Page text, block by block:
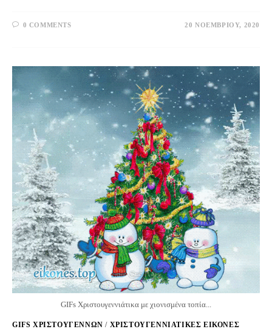
0 COMMENTS 20 ΝΟΕΜΒΡΊΟΥ, 2020
GIFs Χριστουγεννιάτικα με χιονισμένα τοπία...
GIFS ΧΡΙΣΤΟΥΓΈΝΝΩΝ / ΧΡΙΣΤΟΥΓΕΝΝΙΆΤΙΚΕΣ ΕΙΚΌΝΕΣ